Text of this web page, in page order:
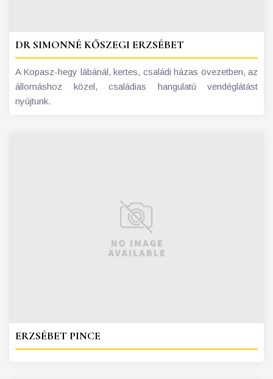
DR SIMONNÉ KŐSZEGI ERZSÉBET
A Kopasz-hegy lábánál, kertes, családi házas övezetben, az
állomáshoz közel, családias hangulatú vendéglátást
nyújtunk.
ERZSÉBET PINCE